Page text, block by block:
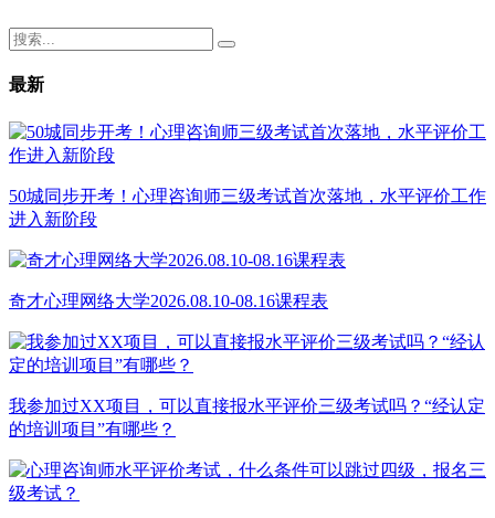
最新
50城同步开考！心理咨询师三级考试首次落地，水平评价工作
进入新阶段
奇才心理网络大学2026.08.10-08.16课程表
我参加过XX项目，可以直接报水平评价三级考试吗？“经认定
的培训项目”有哪些？